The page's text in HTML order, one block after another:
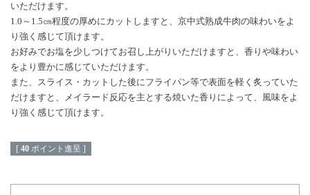
いただけます。
1.0～1.5㎝程度の厚めにカットしますと、京中式熟成牛肉の味わいをよ
り強く感じて頂けます。
お好みでお塩を少しつけてお召し上がりいただけますと、香りや味わい
をより豊かに感じていただけます。
また、スライス・カットした後にフライパン等で表面を軽く炙っていた
だけますと、メイラード反応を主とする焼いた香りによって、風味をよ
り強く感じて頂けます。
[ 40 ポイント進呈 ]